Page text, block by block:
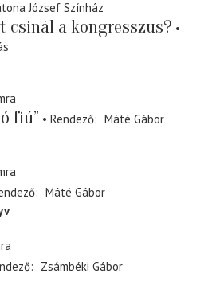
József Színház
csinál a kongresszus?
fiú” Rendező
Máté Gábor
Máté Gábor
Zsámbéki Gábor